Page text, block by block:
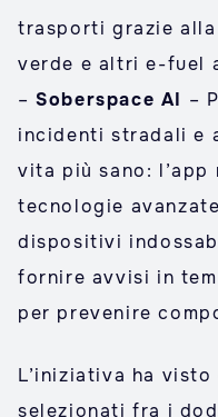
trasporti grazie
verde e altri e-fuel
–Soberspace AI –
incidenti stradali e
vita più sano:
tecnologie
dispositivi
fornire avvisi in
per prevenire
L’iniziativa ha
selezionati fra i